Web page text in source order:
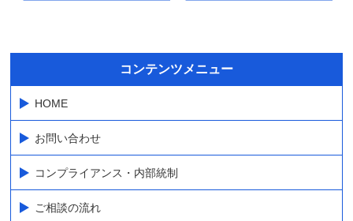
コンテンツメニュー
HOME
お問い合わせ
コンプライアンス・内部統制
ご相談の流れ